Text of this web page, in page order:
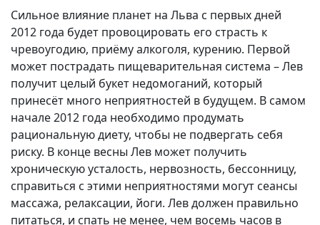
Сильное влияние планет на Льва с первых дней
2012 года будет провоцировать его страсть к
чревоугодию, приёму алкоголя, курению. Первой
может пострадать пищеварительная система – Лев
получит целый букет недомоганий, который
принесёт много неприятностей в будущем. В самом
начале 2012 года необходимо продумать
рациональную диету, чтобы не подвергать себя
риску. В конце весны Лев может получить
хроническую усталость, нервозность, бессонницу,
справиться с этими неприятностями могут сеансы
массажа, релаксации, йоги. Лев должен правильно
питаться, и спать не менее, чем восемь часов в